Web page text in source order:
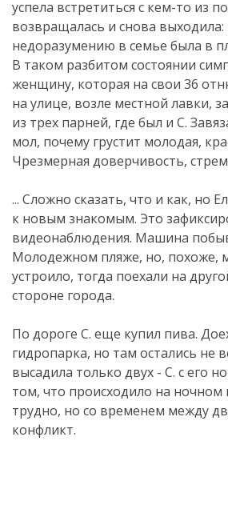
успела встретиться с кем-то из
возвращалась и снова выходила:
недоразумению в семье была в
В таком разбитом состоянии
женщину, которая на свои 36
на улице, возле местной лавки,
из трех парней, где был и С.
мол, почему грустит молодая,
Чрезмерная доверчивость,
... Сложно сказать, что и как, но
к новым знакомым. Это
видеонаблюдения. Машина
Молодежном пляже, но, похоже,
устроило, тогда поехали на
стороне города.
По дороге С. еще купил пива.
гидропарка, но там остались не
высадила только двух - С. с его
том, что происходило на ночном
трудно, но со временем между
конфликт.